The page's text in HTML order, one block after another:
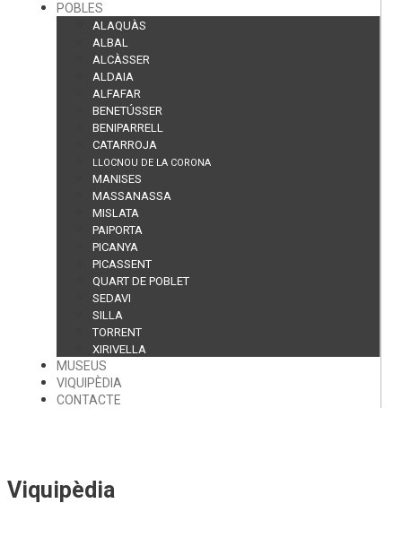
POBLES
ALAQUÀS
ALBAL
ALCÀSSER
ALDAIA
ALFAFAR
BENETÚSSER
BENIPARRELL
CATARROJA
LLOCNOU DE LA CORONA
MANISES
MASSANASSA
MISLATA
PAIPORTA
PICANYA
PICASSENT
QUART DE POBLET
SEDAVI
SILLA
TORRENT
XIRIVELLA
MUSEUS
VIQUIPÈDIA
CONTACTE
Viquipèdia